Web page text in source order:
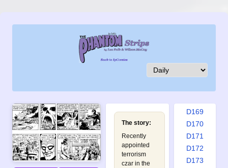
The story:
Recently
appointed
terrorism
czar in the
D162
D165
D169
D170
D171
D172
D173